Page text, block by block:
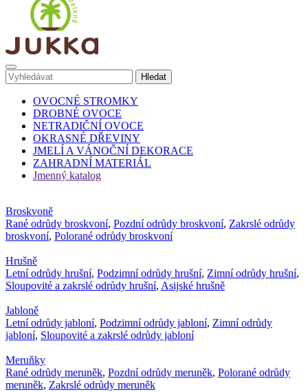
OVOCNÉ STROMKY
DROBNÉ OVOCE
NETRADIČNÍ OVOCE
OKRASNÉ DŘEVINY
JMELÍ A VÁNOČNÍ DEKORACE
ZAHRADNÍ MATERIÁL
Jmenný katalog
Broskvoně
Rané odrůdy broskvoní, Pozdní odrůdy broskvoní, Zakrslé odrůdy
broskvoní, Polorané odrůdy broskvoní
Hrušně
Letní odrůdy hrušní, Podzimní odrůdy hrušní, Zimní odrůdy hrušní,
Sloupovité a zakrslé odrůdy hrušní, Asijské hrušně
Jabloně
Letní odrůdy jabloní, Podzimní odrůdy jabloní, Zimní odrůdy
jabloní, Sloupovité a zakrslé odrůdy jabloní
Meruňky
Rané odrůdy meruněk, Pozdní odrůdy meruněk, Polorané odrůdy
meruněk, Zakrslé odrůdy meruněk